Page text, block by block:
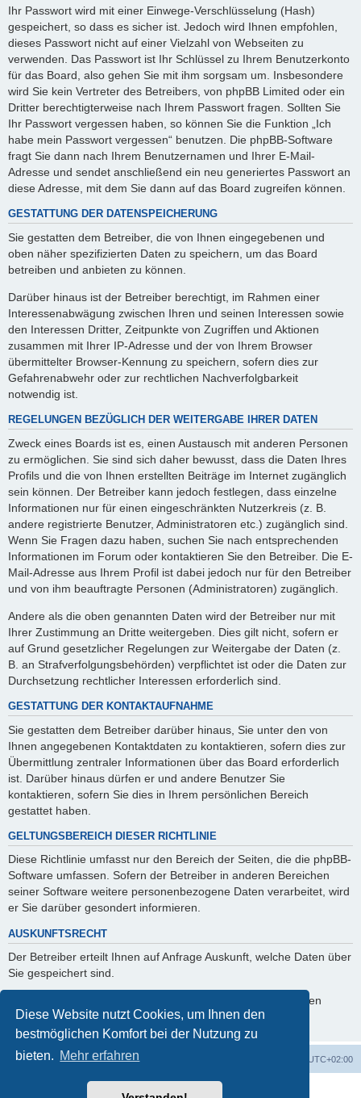
Diese Website nutzt Cookies, um Ihnen den
bestmöglichen Komfort bei der Nutzung zu
bieten. Mehr erfahren
Ihr Passwort wird mit einer Einwege-Verschlüsselung (Hash)
gespeichert, so dass es sicher ist. Jedoch wird Ihnen empfohlen,
dieses Passwort nicht auf einer Vielzahl von Webseiten zu
verwenden. Das Passwort ist Ihr Schlüssel zu Ihrem Benutzerkonto
für das Board, also gehen Sie mit ihm sorgsam um. Insbesondere
wird Sie kein Vertreter des Betreibers, von phpBB Limited oder ein
Dritter berechtigterweise nach Ihrem Passwort fragen. Sollten Sie
Ihr Passwort vergessen haben, so können Sie die Funktion „Ich
habe mein Passwort vergessen“ benutzen. Die phpBB-Software
fragt Sie dann nach Ihrem Benutzernamen und Ihrer E-Mail-
Adresse und sendet anschließend ein neu generiertes Passwort an
diese Adresse, mit dem Sie dann auf das Board zugreifen können.
GESTATTUNG DER DATENSPEICHERUNG
Sie gestatten dem Betreiber, die von Ihnen eingegebenen und
oben näher spezifizierten Daten zu speichern, um das Board
betreiben und anbieten zu können.
Darüber hinaus ist der Betreiber berechtigt, im Rahmen einer
Interessenabwägung zwischen Ihren und seinen Interessen sowie
den Interessen Dritter, Zeitpunkte von Zugriffen und Aktionen
zusammen mit Ihrer IP-Adresse und der von Ihrem Browser
übermittelter Browser-Kennung zu speichern, sofern dies zur
Gefahrenabwehr oder zur rechtlichen Nachverfolgbarkeit
notwendig ist.
REGELUNGEN BEZÜGLICH DER WEITERGABE IHRER DATEN
Zweck eines Boards ist es, einen Austausch mit anderen Personen
zu ermöglichen. Sie sind sich daher bewusst, dass die Daten Ihres
Profils und die von Ihnen erstellten Beiträge im Internet zugänglich
sein können. Der Betreiber kann jedoch festlegen, dass einzelne
Informationen nur für einen eingeschränkten Nutzerkreis (z. B.
andere registrierte Benutzer, Administratoren etc.) zugänglich sind.
Wenn Sie Fragen dazu haben, suchen Sie nach entsprechenden
Informationen im Forum oder kontaktieren Sie den Betreiber. Die E-
Mail-Adresse aus Ihrem Profil ist dabei jedoch nur für den Betreiber
und von ihm beauftragte Personen (Administratoren) zugänglich.
Andere als die oben genannten Daten wird der Betreiber nur mit
Ihrer Zustimmung an Dritte weitergeben. Dies gilt nicht, sofern er
auf Grund gesetzlicher Regelungen zur Weitergabe der Daten (z.
B. an Strafverfolgungsbehörden) verpflichtet ist oder die Daten zur
Durchsetzung rechtlicher Interessen erforderlich sind.
GESTATTUNG DER KONTAKTAUFNAHME
Sie gestatten dem Betreiber darüber hinaus, Sie unter den von
Ihnen angegebenen Kontaktdaten zu kontaktieren, sofern dies zur
Übermittlung zentraler Informationen über das Board erforderlich
ist. Darüber hinaus dürfen er und andere Benutzer Sie
kontaktieren, sofern Sie dies in Ihrem persönlichen Bereich
gestattet haben.
GELTUNGSBEREICH DIESER RICHTLINIE
Diese Richtlinie umfasst nur den Bereich der Seiten, die die phpBB-
Software umfassen. Sofern der Betreiber in anderen Bereichen
seiner Software weitere personenbezogene Daten verarbeitet, wird
er Sie darüber gesondert informieren.
AUSKUNFTSRECHT
Der Betreiber erteilt Ihnen auf Anfrage Auskunft, welche Daten über
Sie gespeichert sind.
Sie können jederzeit die Löschung bzw. Sperrung Ihrer Daten
verlangen. Kontaktieren Sie hierzu bitte den Betreiber.
Foren-Übersicht UTC+02:00